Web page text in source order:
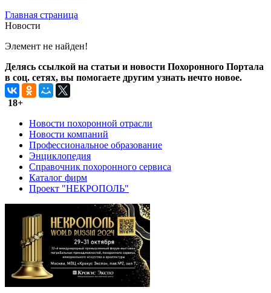
Главная страница
Новости
Элемент не найден!
Делясь ссылкой на статьи и новости Похоронного Портала
в соц. сетях, вы помогаете другим узнать нечто новое.
18+
Новости похоронной отрасли
Новости компаний
Профессиональное образование
Энциклопедия
Справочник похоронного сервиса
Каталог фирм
Проект "НЕКРОПОЛЬ"